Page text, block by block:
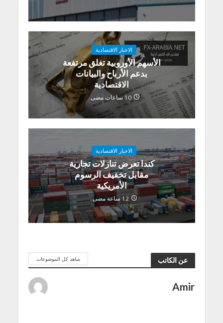
الاخبار الاقتصادية
الأسهم الأوروبية تغلق مرتفعة
بدعم الأرباح والبيانات
الاقتصادية
10 ساعات مضى
الاخبار الاقتصادية
كندا تعرض تنازلات تجارية
مقابل تخفيف الرسوم
الأمريكية
12 ساعة مضى
عن الكاتب شاهد كل الموضوعات
Amir